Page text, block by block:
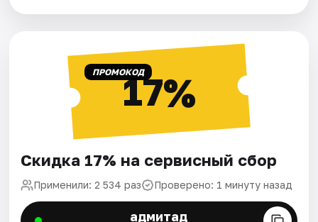
ПРОМОКОД17%
Скидка 17% на сервисный сбор
Применили: 2 534 раз Проверено: 1 минуту назад
адмитад